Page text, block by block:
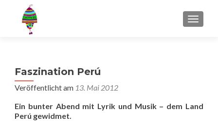
MENU
Faszination Perú
Veröffentlicht am 13. Mai 2012
Ein bunter Abend mit Lyrik und Musik – dem Land
Perú gewidmet.